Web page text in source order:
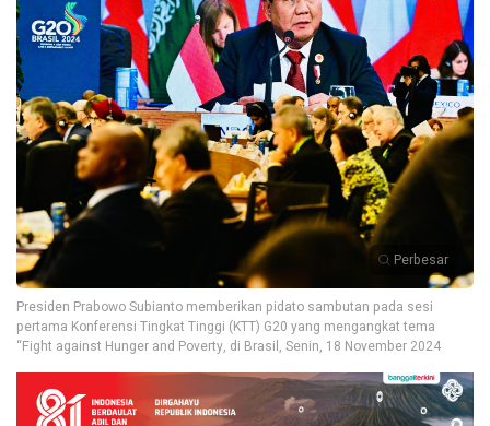
Perbesar
Presiden Prabowo Subianto memberikan pidato sambutan pada sesi
pertama Konferensi Tingkat Tinggi (KTT) G20 yang mengangkat tema
“Fight against Hunger and Poverty, di Brasil, Senin, 18 November 2024